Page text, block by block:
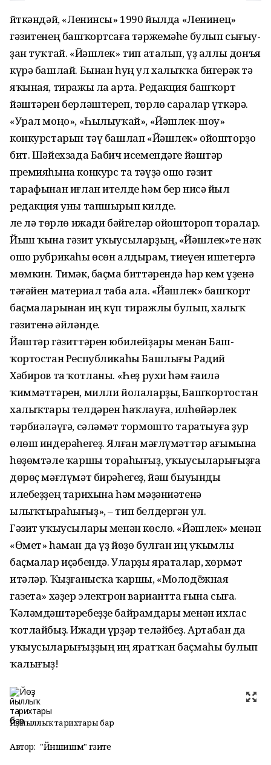
Әйткәндәй, «Ленинсы» 1990 йылда «Ленинец»
гәзитенең башҡортсаға тәржемәһе булып сығыу­
ҙан туҡтай. «Йәшлек» тип аталып, үҙ аллы донъя
күрә башлай. Бынан һуң ул халыҡҡа бигерәк тә
яҡыная, тиражы ла арта. Редакция баш­ҡорт
йәштәрен берләштереп, төрлө саралар үткәрә.
«Урал моңо», «Һылыуҡай», «Йәшлек-шоу»
конкурстарын тәү башлап «Йәшлек» ойошторҙо
бит. Шәйехзада Бабич исемендәге йәштәр
премияһына конкурс та тәүҙә ошо гәзит
тарафынан иғлан ителде һәм бер нисә йыл
редакция уны тапшырып килде.
Әле лә төрлө ижади бәйгеләр ойоштороп торалар.
Йыш ҡына гәзит уҡыусыларҙың, «Йәшлек»те нәҡ
ошо рубрикаһы өсөн алдырам, тиеүен ишетергә
мөмкин. Тимәк, баҫма биттәрендә һәр кем үҙенә
тәғәйен материал таба ала. «Йәшлек» башҡорт
баҫмаларынан иң күп тиражлы булып, халыҡ
гәзитенә әйләнде.
Йәштәр гәзиттәрен юбилейҙары менән Баш­
ҡортостан Республикаһы Башлығы Радий
Хәбиров та ҡотланы. «Һеҙ рухи һәм ғаилә
ҡиммәттәрен, милли йолаларҙы, Башҡортостан
халыҡтары телдәрен һаҡлауға, илһөйәрлек
тәрбиәләүгә, сәләмәт тормошто таратыуға ҙур
өлөш индерәһегеҙ. Ялған мәғлүмәттәр ағымына
һөҙөмтәле ҡаршы тораһығыҙ, уҡыусыларығыҙға
дөрөҫ мәғлүмәт бирәһегеҙ, йәш быуынды
илебеҙҙең тарихына һәм мәҙәниәтенә
ылыҡтыраһығыҙ», – тип белдергән ул.
Гәзит уҡыусылары менән көслө. «Йәшлек» менән
«Өмет» һаман да үҙ йөҙө булған иң уҡымлы
баҫмалар иҫәбендә. Уларҙы яраталар, хөрмәт
итәләр. Ҡыҙғанысҡа ҡаршы, «Молодёжная
газета» хәҙер электрон вариантта ғына сыға.
Ҡәләмдәштәребеҙҙе байрамдары менән ихлас
ҡотлайбыҙ. Ижади үрҙәр теләйбеҙ. Артабан да
уҡыусыларығыҙҙың иң яратҡан баҫмаһы булып
ҡалығыҙ!
Йөҙ йыллыҡ тарихтары бар
Автор: "Йәншишмә" гәзите